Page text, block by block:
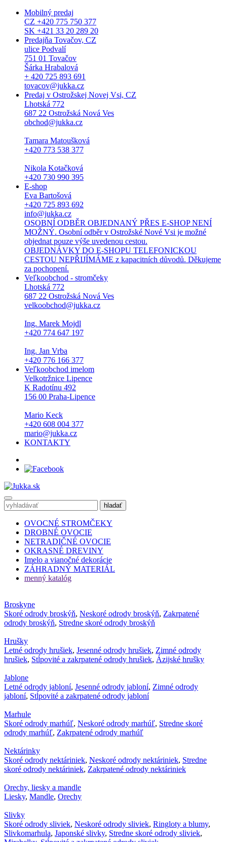
Mobilný predaj
CZ +420 775 750 377
SK +421 33 20 289 20
Predajňa Tovačov, CZ
ulice Podvalí
751 01 Tovačov
Šárka Hrabalová
+ 420 725 893 691
tovacov@jukka.cz
Predaj v Ostrožskej Novej Vsi, CZ
Lhotská 772
687 22 Ostrožská Nová Ves
obchod@jukka.cz
Tamara Matoušková
+420 773 538 377
Nikola Kotačková
+420 730 990 395
E-shop
Eva Bartošová
+420 725 893 692
info@jukka.cz
OSOBNÍ ODBĚR OBJEDNANÝ PŘES E-SHOP NENÍ
MOŽNÝ. Osobní odběr v Ostrožské Nové Vsi je možné
objednat pouze výše uvedenou cestou.
OBJEDNÁVKY DO E-SHOPU TELEFONICKOU
CESTOU NEPŘIJÍMÁME z kapacitních důvodů. Děkujeme
za pochopení.
Veľkoobchod - stromčeky
Lhotská 772
687 22 Ostrožská Nová Ves
velkoobchod@jukka.cz
Ing. Marek Mojdl
+420 774 647 197
Ing. Jan Vrba
+420 776 166 377
Veľkoobchod imelom
Velkotržnice Lipence
K Radotínu 492
156 00 Praha-Lipence
Mario Keck
+420 608 004 377
mario@jukka.cz
KONTAKTY
OVOCNÉ STROMČEKY
DROBNÉ OVOCIE
NETRADIČNÉ OVOCIE
OKRASNÉ DREVINY
Imelo a vianočné dekorácie
ZÁHRADNÝ MATERIÁL
menný katalóg
Broskyne
Skoré odrody broskýň, Neskoré odrody broskýň, Zakrpatené
odrody broskýň, Stredne skoré odrody broskýň
Hrušky
Letné odrody hrušiek, Jesenné odrody hrušiek, Zimné odrody
hrušiek, Stĺpovité a zakrpatené odrody hrušiek, Ázijské hrušky
Jablone
Letné odrody jabloní, Jesenné odrody jabloní, Zimné odrody
jabloní, Stĺpovité a zakrpatené odrody jabloní
Marhule
Skoré odrody marhúľ, Neskoré odrody marhúľ, Stredne skoré
odrody marhúľ, Zakrpatené odrody marhúľ
Nektárinky
Skoré odrody nektáriniek, Neskoré odrody nektáriniek, Stredne
skoré odrody nektáriniek, Zakrpatené odrody nektáriniek
Orechy, liesky a mandle
Liesky, Mandle, Orechy
Slivky
Skoré odrody sliviek, Neskoré odrody sliviek, Ringloty a blumy,
Slivkomarhula, Japonské slivky, Stredne skoré odrody sliviek,